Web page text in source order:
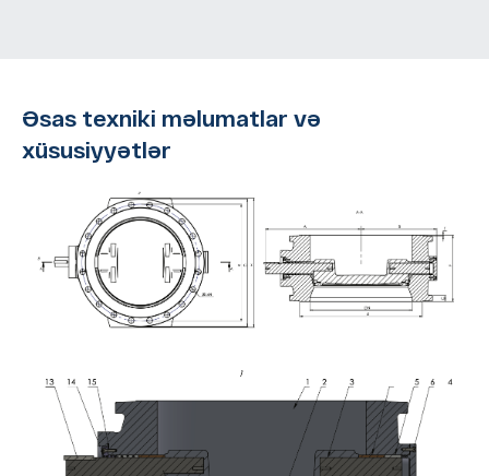
Əsas texniki məlumatlar və
xüsusiyyətlər